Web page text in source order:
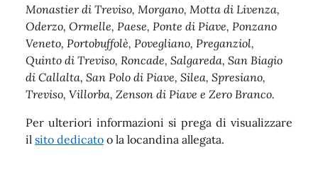
Monastier di Treviso, Morgano, Motta di Livenza,
Oderzo, Ormelle, Paese, Ponte di Piave, Ponzano
Veneto, Portobuffolè, Povegliano, Preganziol,
Quinto di Treviso, Roncade, Salgareda, San Biagio
di Callalta, San Polo di Piave, Silea, Spresiano,
Treviso, Villorba, Zenson di Piave e Zero Branco.
Per ulteriori informazioni si prega di visualizzare
il sito dedicato o la locandina allegata.